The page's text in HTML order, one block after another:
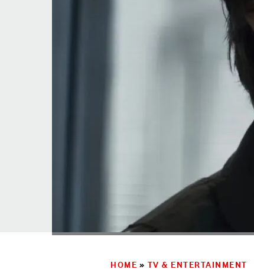
HOME » TV & ENTERTAINMENT